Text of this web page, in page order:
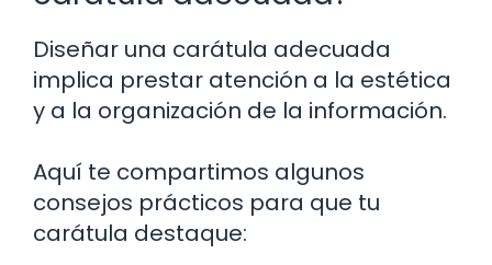
Diseñar una carátula adecuada
implica prestar atención a la estética
y a la organización de la información.
Aquí te compartimos algunos
consejos prácticos para que tu
carátula destaque: